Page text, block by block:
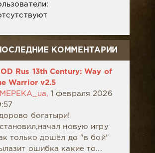
КОММЕНТАРИИ
Rus 13th Century: Way of
Warrior v2.5
1 февраля 2026
богатыри!
новую игру
только дошёл до "в бой"
ошибка какие то...